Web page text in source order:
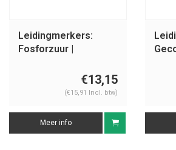
Leidingmerkers:
Fosforzuur |
€13,15
(€15,91 Incl. btw)
Meer info